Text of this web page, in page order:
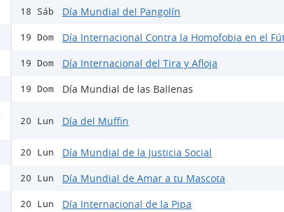
18 Sáb Día Mundial del Pangolín
19 Dom Día Internacional Contra la Homofobia en el
19 Dom Día Internacional del Tira y Afloja
19 Dom Día Mundial de las Ballenas
20 Lun Día del Muffin
20 Lun Día Mundial de la Justicia Social
20 Lun Día Mundial de Amar a tu Mascota
20 Lun Día Internacional de la Pipa